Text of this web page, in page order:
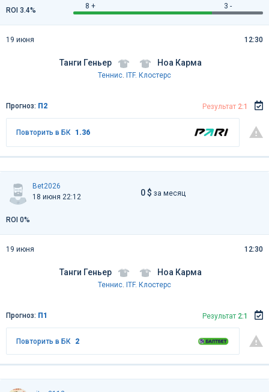
8 + 3 -
ROI 3.4%
Танги Геньер
19 июня 12:30
Ноа Карма
Теннис. ITF. Клостерс
Прогноз: П2 Результат 2:1
Повторить в БК 1.36
Bet2026
18 июня 22:12
0 $ за месяц
ROI 0%
Танги Геньер
19 июня 12:30
Ноа Карма
Теннис. ITF. Клостерс
Прогноз: П1 Результат 2:1
Повторить в БК 2